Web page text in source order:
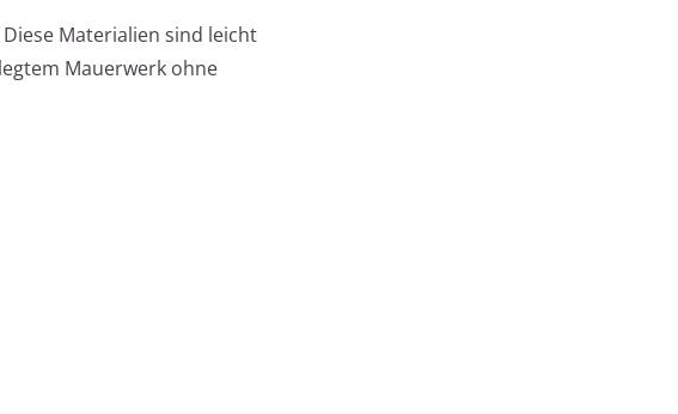
Materialien sind leicht
Mauerwerk ohne